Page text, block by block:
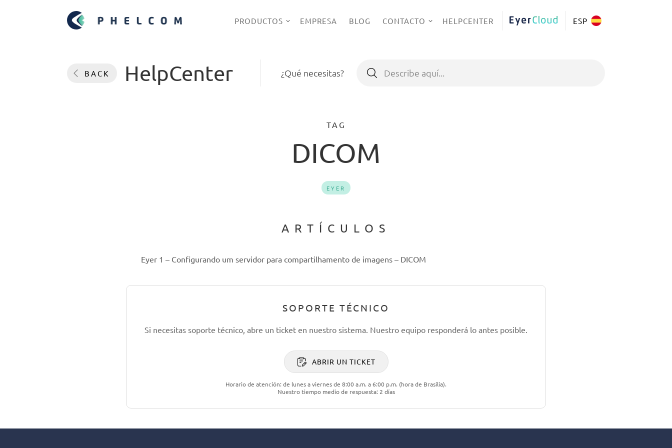
PRODUCTOS EMPRESA BLOG CONTACTO HELPCENTER EYERCLOUD ESP
BACK HelpCenter ¿Qué necesitas?
TAG
DICOM
EYER
ARTÍCULOS
Eyer 1 – Configurando um servidor para compartilhamento de imagens – DICOM
SOPORTE TÉCNICO
Si necesitas soporte técnico, abre un ticket en nuestro sistema. Nuestro equipo responderá lo antes posible.
ABRIR UN TICKET
Horario de atención: de lunes a viernes de 8:00 a.m. a 6:00 p.m. (hora de Brasilia).
Nuestro tiempo medio de respuesta: 2 días